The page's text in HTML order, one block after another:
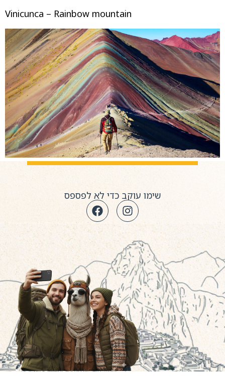
Vinicunca – Rainbow mountain
שימו עוקב כדי לא לפספס